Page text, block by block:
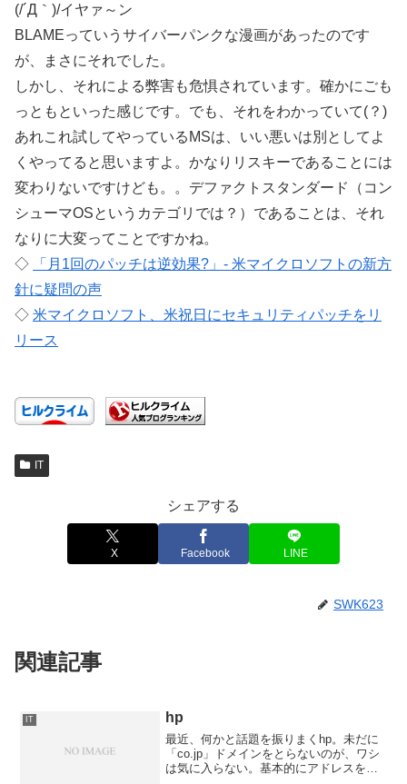
(/´Д｀)/イヤァ～ン
BLAMEっていうサイバーパンクな漫画があったのです
が、まさにそれでした。
しかし、それによる弊害も危惧されています。確かにごも
っともといった感じです。でも、それをわかっていて(？)
あれこれ試してやっているMSは、いい悪いは別としてよ
くやってると思いますよ。かなりリスキーであることには
変わりないですけども。。デファクトスタンダード（コン
シューマOSというカテゴリでは？）であることは、それ
なりに大変ってことですかね。
◇
「月1回のパッチは逆効果?」- 米マイクロソフトの新方
針に疑問の声
◇ 米マイクロソフト、米祝日にセキュリティパッチをリ
リース
IT
シェアする
X Facebook LINE
SWK623
関連記事
IT hp
最近、何かと話題を振りまくhp。未だに
「co.jp」ドメインをとらないのが、ワシ
は気に入らない。基本的にアドレスを直